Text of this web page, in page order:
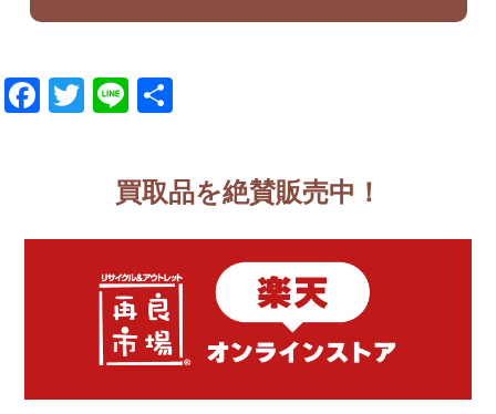
Facebook
Twitter
Line
買取品を絶賛販売中！